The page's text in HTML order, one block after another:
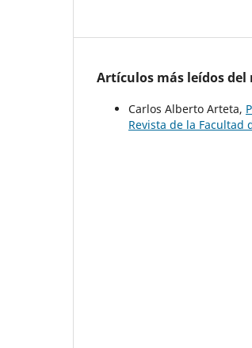
Artículos más leídos
Carlos Alberto Arteta,
Revista de la Facultad